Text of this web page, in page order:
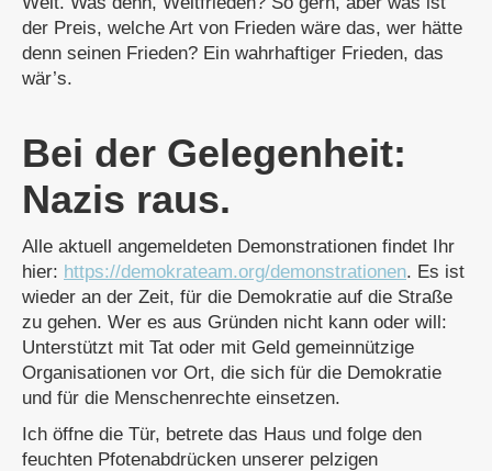
der Preis, welche Art von Frieden wäre das, wer hätte
denn seinen Frieden? Ein wahrhaftiger Frieden, das
wär’s.
Bei der Gelegenheit:
Nazis raus.
Alle aktuell angemeldeten Demonstrationen findet Ihr
hier: https://demokrateam.org/demonstrationen. Es ist
wieder an der Zeit, für die Demokratie auf die Straße
zu gehen. Wer es aus Gründen nicht kann oder will:
Unterstützt mit Tat oder mit Geld gemeinnützige
Organisationen vor Ort, die sich für die Demokratie
und für die Menschenrechte einsetzen.
Ich öffne die Tür, betrete das Haus und folge den
feuchten Pfotenabdrücken unserer pelzigen